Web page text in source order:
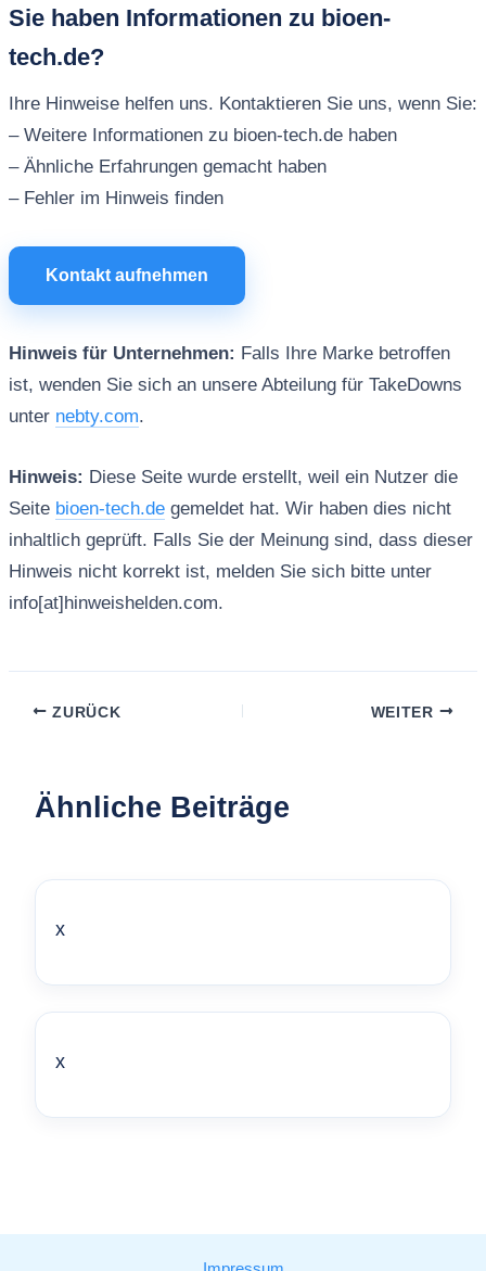
Sie haben Informationen zu bioen-
tech.de?
Ihre Hinweise helfen uns. Kontaktieren Sie uns, wenn Sie:
– Weitere Informationen zu bioen-tech.de haben
– Ähnliche Erfahrungen gemacht haben
– Fehler im Hinweis finden
Kontakt aufnehmen
Hinweis für Unternehmen: Falls Ihre Marke betroffen
ist, wenden Sie sich an unsere Abteilung für TakeDowns
unter nebty.com.
Hinweis: Diese Seite wurde erstellt, weil ein Nutzer die
Seite bioen-tech.degemeldet hat. Wir haben dies nicht
inhaltlich geprüft. Falls Sie der Meinung sind, dass dieser
Hinweis nicht korrekt ist, melden Sie sich bitte unter
info[at]hinweishelden.com.
ZURÜCK WEITER
Ähnliche Beiträge
x
x